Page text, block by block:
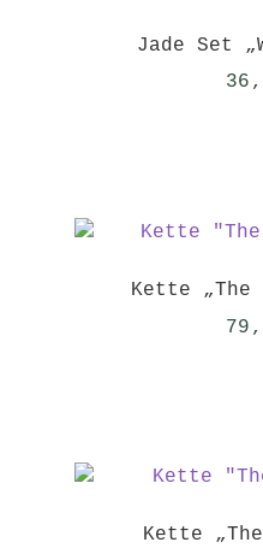
Jade Set
Kette „The
Kette